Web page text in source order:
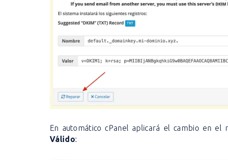
En automático cPanel aplicará el cambio en
Válido: